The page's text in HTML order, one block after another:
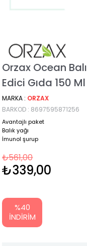
Orzax Ocean
Edici Gıda 150
MARKA : ORZAX
BARKOD : 8697595871256
Avantajlı paket
Balık yağı
İmunol şurup
₺561,00
₺339,00
%40
İNDIRIM